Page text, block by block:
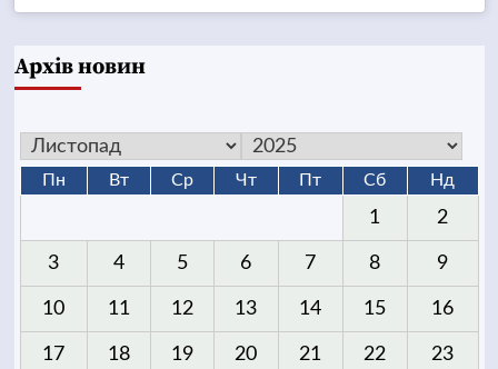
Архів новин
Пн Вт Ср Чт Пт Сб Нд
1 2
3 4 5 6 7 8 9
10 11 12 13 14 15 16
17 18 19 20 21 22 23